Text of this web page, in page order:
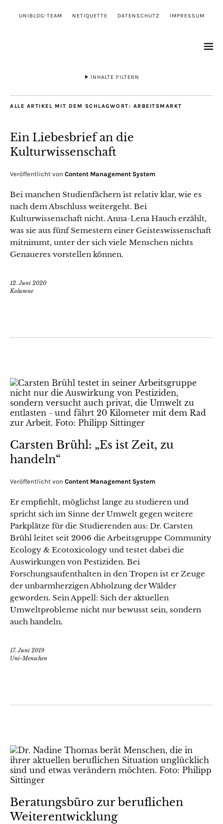
UNIBLOG-TEAM NETIQUETTE DATENSCHUTZ IMPRESSUM
INHALTE FILTERN
ALLE ARTIKEL MIT DEM SCHLAGWORT: ARBEITSMARKT
Ein Liebesbrief an die
Kulturwissenschaft
Veröffentlicht von Content Management System
Bei manchen Studienfächern ist relativ klar, wie es
nach dem Abschluss weitergeht. Bei
Kulturwissenschaft nicht. Anna-Lena Hauch erzählt,
was sie aus fünf Semestern einer Geisteswissenschaft
mitnimmt, unter der sich viele Menschen nichts
Genaueres vorstellen können.
12. Juni 2020
Kolumne
Carsten Brühl: „Es ist Zeit, zu
handeln“
Veröffentlicht von Content Management System
Er empfiehlt, möglichst lange zu studieren und
spricht sich im Sinne der Umwelt gegen weitere
Parkplätze für die Studierenden aus: Dr. Carsten
Brühl leitet seit 2006 die Arbeitsgruppe Community
Ecology & Ecotoxicology und testet dabei die
Auswirkungen von Pestiziden. Bei
Forschungsaufenthalten in den Tropen ist er Zeuge
der unbarmherzigen Abholzung der Wälder
geworden. Sein Appell: Sich der aktuellen
Umweltprobleme nicht nur bewusst sein, sondern
auch handeln.
17. Juni 2019
Uni-Menschen
Beratungsbüro zur beruflichen
Weiterentwicklung